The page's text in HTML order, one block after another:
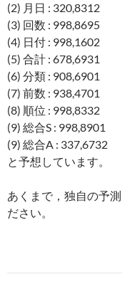
(2) 月日 : 320,8312
(3) 回数 : 998,8695
(4) 日付 : 998,1602
(5) 合計 : 678,6931
(6) 分類 : 908,6901
(7) 前数 : 938,4701
(8) 順位 : 998,8332
(9) 総合S : 998,8901
(9) 総合A : 337,6732
と予想しています。
あくまで，独自の予
ださい。